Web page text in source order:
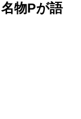
物Pが語